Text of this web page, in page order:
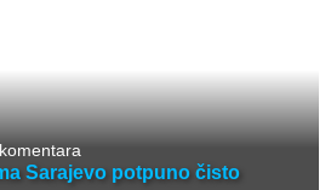
Sarajevo potpuno čisto